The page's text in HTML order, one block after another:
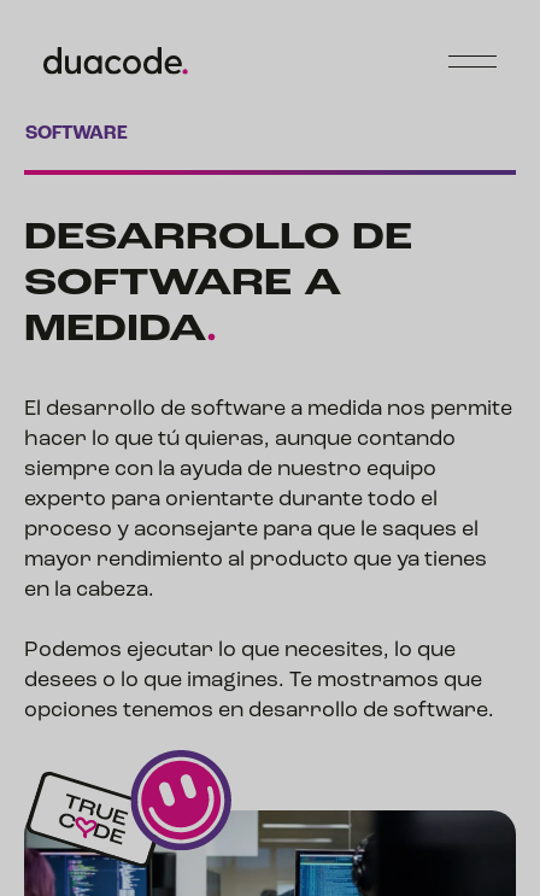
SOFTWARE
DESARROLLO DE
SOFTWARE A
MEDIDA.
El desarrollo de software a medida nos permite
hacer lo que tú quieras, aunque contando
siempre con la ayuda de nuestro equipo
experto para orientarte durante todo el
proceso y aconsejarte para que le saques el
mayor rendimiento al producto que ya tienes
en la cabeza.
Podemos ejecutar lo que necesites, lo que
desees o lo que imagines. Te mostramos que
opciones tenemos en desarrollo de software.